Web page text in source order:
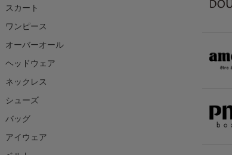
スカート
ワンピース
オーバーオール
ヘッドウェア
ネックレス
シューズ
バッグ
アイウェア